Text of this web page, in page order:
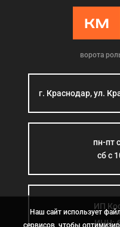
ворота
г. Краснодар, ул.
пн-пт
сб с
ИП
ИНН:
Наш сайт использует
сервисов, чтобы